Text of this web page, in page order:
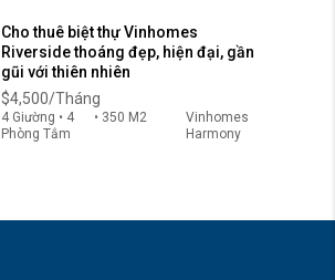
Cho thuê biệt thự Vinhomes
Riverside thoáng đẹp, hiện đại, gần
gũi với thiên nhiên
$4,500/Tháng
4 Giường • 4
Phòng Tắm
• 350 M2
Vinhomes
Harmony